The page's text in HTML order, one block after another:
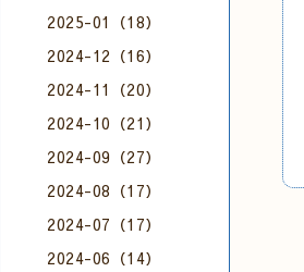
2025-01（18）
2024-12（16）
2024-11（20）
2024-10（21）
2024-09（27）
2024-08（17）
2024-07（17）
2024-06（14）